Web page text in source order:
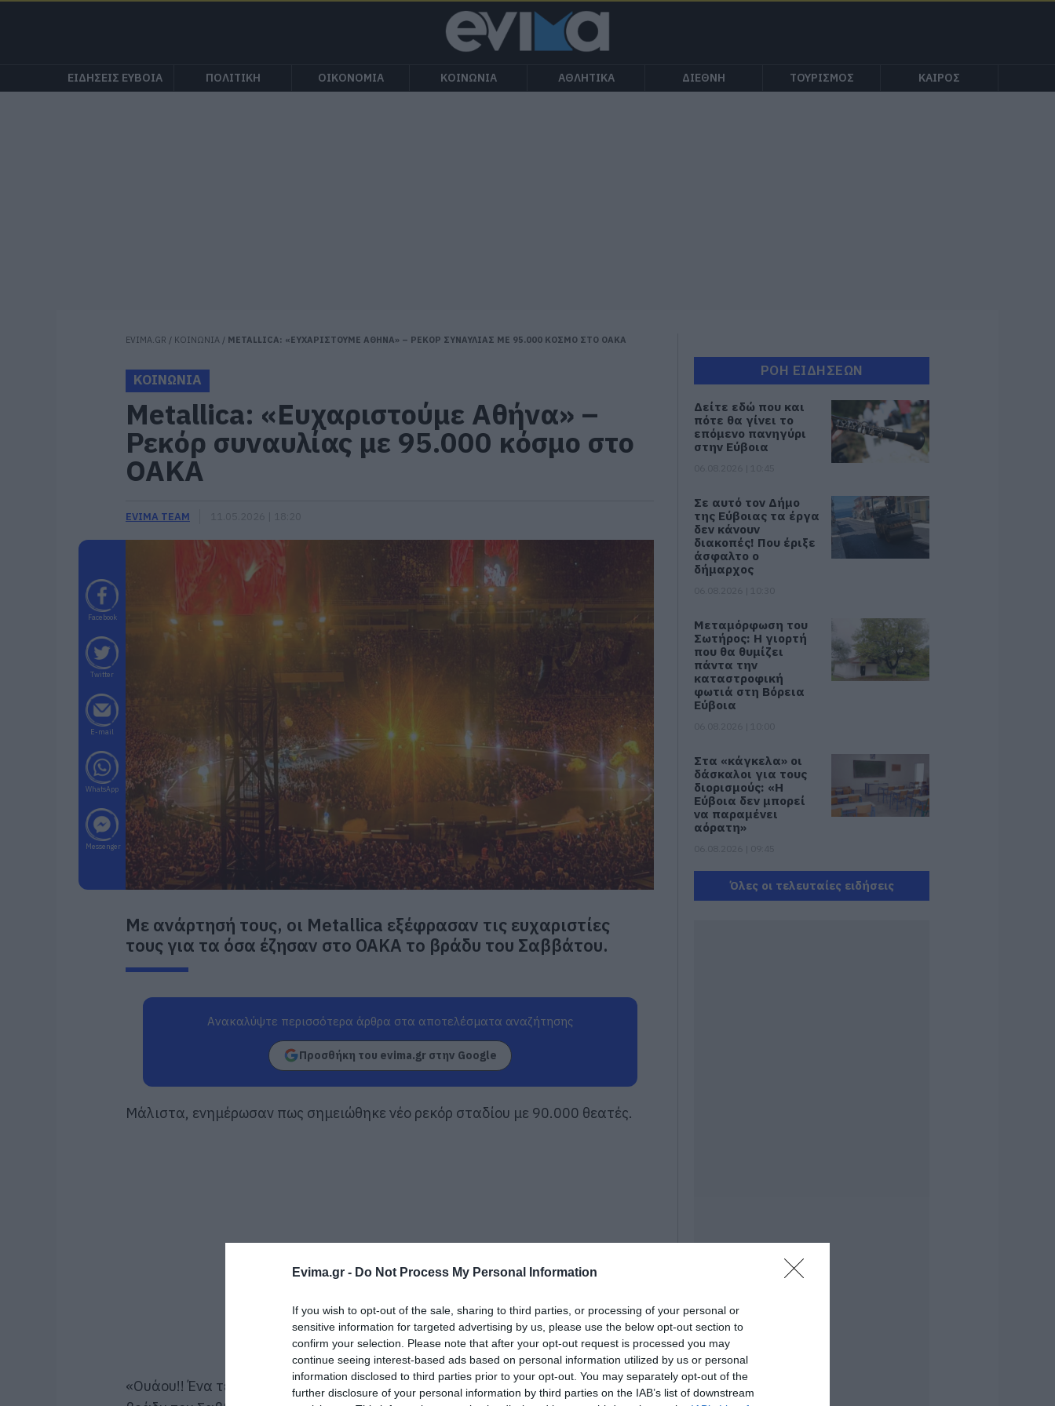
Evima.gr - Do Not Process My Personal Information
If you wish to opt-out of the sale, sharing to third parties, or processing of your personal or
sensitive information for targeted advertising by us, please use the below opt-out section to
confirm your selection. Please note that after your opt-out request is processed you may
continue seeing interest-based ads based on personal information utilized by us or personal
information disclosed to third parties prior to your opt-out. You may separately opt-out of the
further disclosure of your personal information by third parties on the IAB’s list of downstream
ΕΙΔΗΣΕΙΣ ΕΥΒΟΙΑ ΠΟΛΙΤΙΚΗ ΟΙΚΟΝΟΜΙΑ ΚΟΙΝΩΝΙΑ ΑΘΛΗΤΙΚΑ ΔΙΕΘΝΗ ΤΟΥΡΙΣΜΟΣ ΚΑΙΡΟΣ
EVIMA.GR / ΚΟΙΝΩΝΙΑ / METALLICA: «ΕΥΧΑΡΙΣΤΟΥΜΕ ΑΘΗΝΑ» – ΡΕΚΟΡ ΣΥΝΑΥΛΙΑΣ ΜΕ 95.000 ΚΟΣΜΟ ΣΤΟ ΟΑΚΑ
ΚΟΙΝΩΝΙΑ
Metallica: «Ευχαριστούμε Αθήνα» –
Ρεκόρ συναυλίας με 95.000 κόσμο στο
ΟΑΚΑ
EVIMA TEAM
Facebook
Twitter
E-mail
WhatsApp
Messenger
Με ανάρτησή τους, οι Metallica εξέφρασαν τις ευχαριστίες
τους για τα όσα έζησαν στο ΟΑΚΑ το βράδυ του Σαββάτου.
Ανακαλύψτε περισσότερα άρθρα στα αποτελέσματα αναζήτησης
Προσθήκη του evima.gr στην Google
Μάλιστα, ενημέρωσαν πως σημειώθηκε νέο ρεκόρ σταδίου με 90.000 θεατές.
«Ουάου!! Ένα τεράστιο ευχαριστώ στη #MetallicaFamily στην Ελλάδα που το
ΡΟΗ ΕΙΔΗΣΕΩΝ
Δείτε εδώ που και
πότε θα γίνει το
επόμενο πανηγύρι
στην Εύβοια
Σε αυτό τον Δήμο
της Εύβοιας τα έργα
δεν κάνουν
διακοπές! Που έριξε
άσφαλτο ο
δήμαρχος
Μεταμόρφωση του
Σωτήρος: Η γιορτή
που θα θυμίζει
πάντα την
καταστροφική
φωτιά στη Βόρεια
Εύβοια
Στα «κάγκελα» οι
δάσκαλοι για τους
διορισμούς: «Η
Εύβοια δεν μπορεί
να παραμένει
αόρατη»
Καλοκαίρι στην
Εύβοια: Πώς οι νέοι
Εορτολόγιο: Ποιοι
γιορτάζουν σήμερα,
Αυγούστου
06.08.2026 | 08:30
Καιρός: Ανεβαίνει
από σήμερα ο
υδράργυρος στην
Εύβοια! Επιμένουν
Όλες οι τελευταίες ειδήσεις